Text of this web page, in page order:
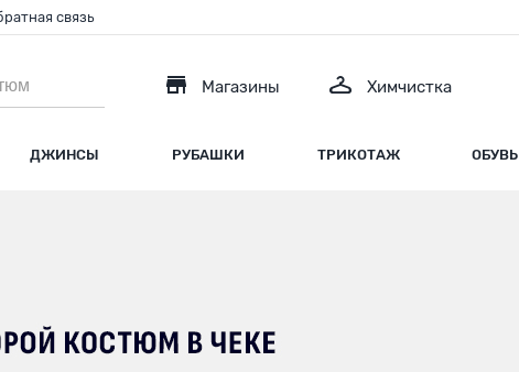
ДЖИНСЫ РУБАШКИ ТРИКОТАЖ ОБУВЬ
Магазины Химчистка
связь